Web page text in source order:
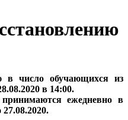
в число обучающихся из
в 14:00.
принимаются ежедневно в